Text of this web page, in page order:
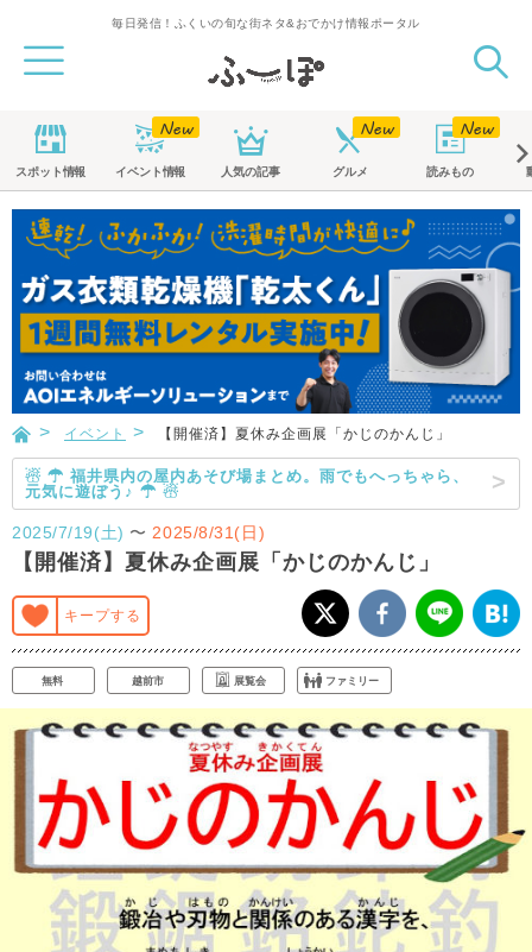
毎日発信！ふくいの旬な街ネタ&おでかけ情報ポータル
スポット情報 イベント情報 人気の記事 グルメ 読みもの
イベント 【開催済】夏休み企画展「かじのかんじ」
☃ ☂ 福井県内の屋内あそび場まとめ。雨でもへっちゃら、
元気に遊ぼう♪ ☂ ☃
2025/7/19(土) 〜 2025/8/31(日)
【開催済】夏休み企画展「かじのかんじ」
キープする
無料 越前市 展覧会 ファミリー